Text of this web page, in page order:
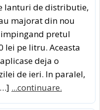
lanturi de distributie,
majorat din nou
pretul
lei pe litru. Aceasta
deja o
de ieri. In paralel,
...continuare.